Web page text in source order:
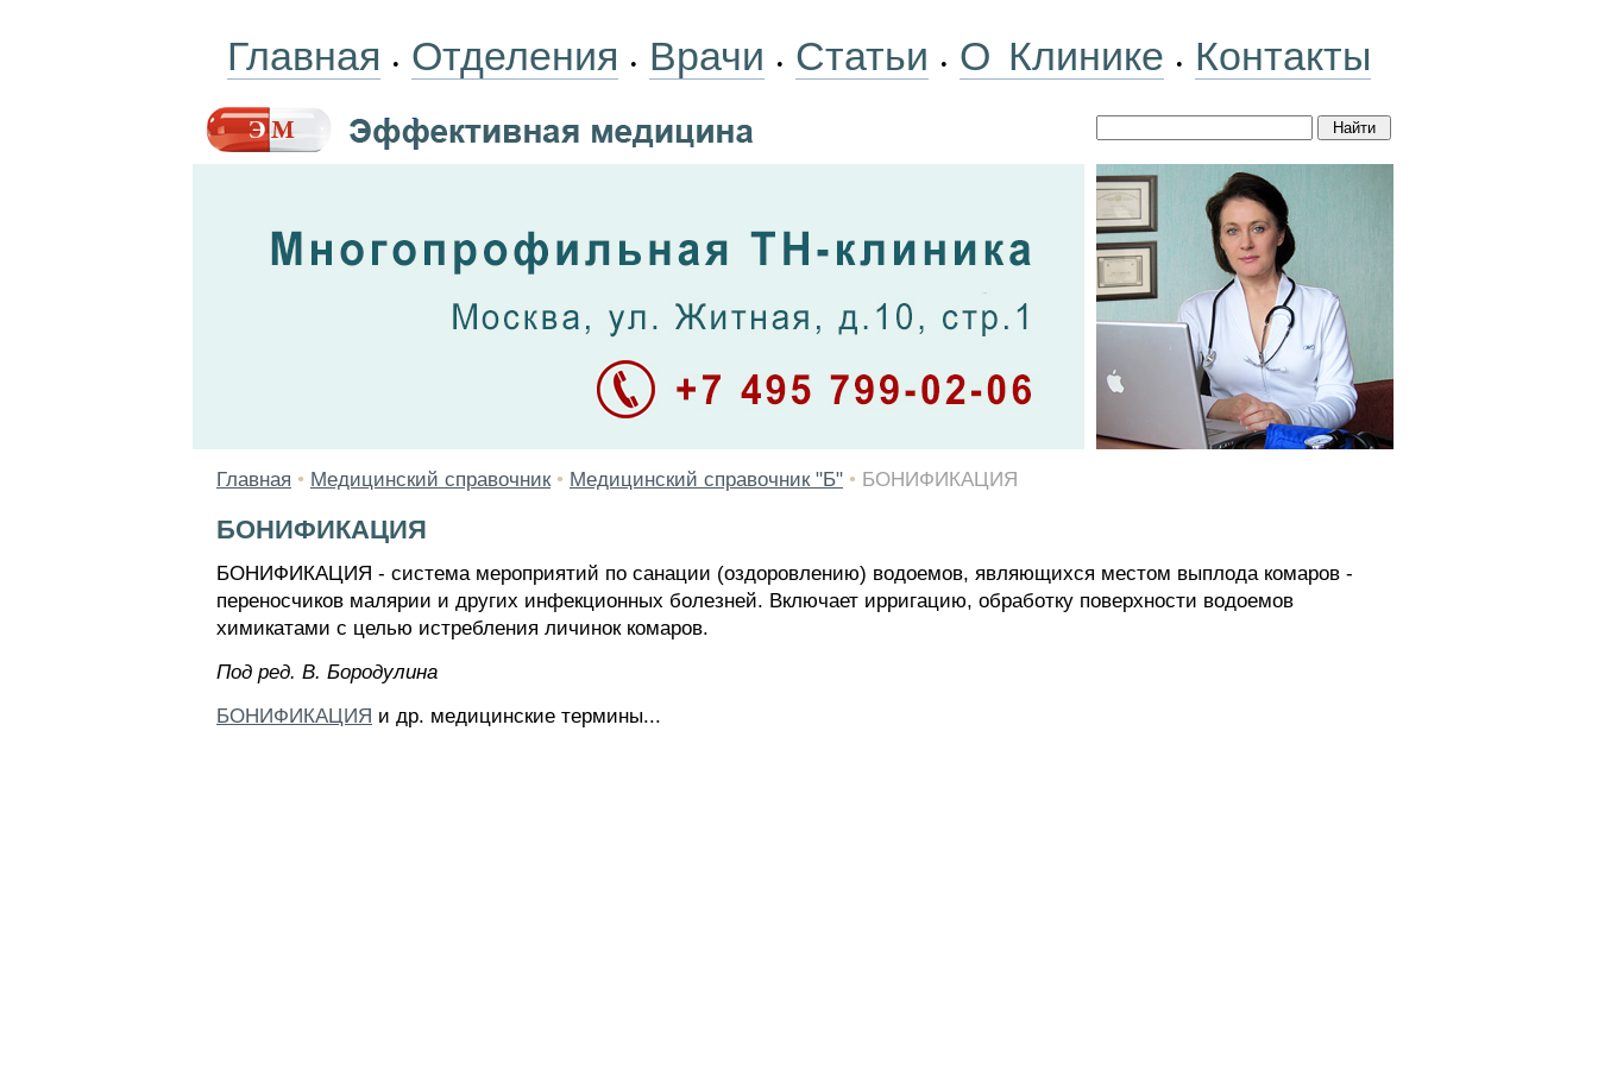
Главная • Отделения • Врачи • Статьи • О Клинике • Контакты
Главная • Медицинский справочник • Медицинский справочник "Б" • БОНИФИКАЦИЯ
БОНИФИКАЦИЯ
БОНИФИКАЦИЯ - система мероприятий по санации (оздоровлению) водоемов, являющихся местом выплода комаров -
переносчиков малярии и других инфекционных болезней. Включает ирригацию, обработку поверхности водоемов
химикатами с целью истребления личинок комаров.
Пoд peд. B. Бopoдyлинa
БОНИФИКАЦИЯ и др. медицинские термины...